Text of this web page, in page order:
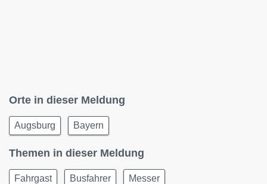
Orte in dieser Meldung
Augsburg Bayern
Themen in dieser Meldung
Fahrgast Busfahrer Messer